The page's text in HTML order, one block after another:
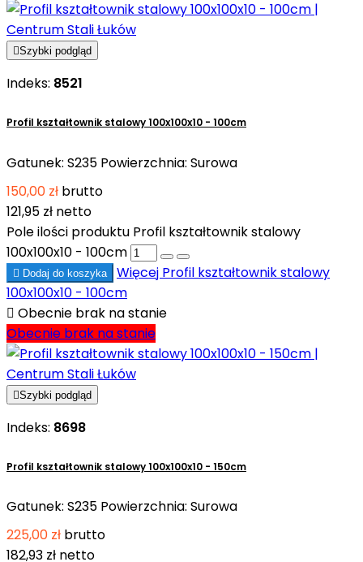
Szybki podgląd
Indeks: 8521
Profil kształtownik stalowy 100x100x10 - 100cm
Gatunek: S235 Powierzchnia: Surowa
150,00 zł brutto
121,95 zł netto
Pole ilości produktu Profil kształtownik stalowy
100x100x10 - 100cm
 Dodaj do koszyka Więcej Profil kształtownik stalowy
100x100x10 - 100cm
 Obecnie brak na stanie
Obecnie brak na stanie
Szybki podgląd
Indeks: 8698
Profil kształtownik stalowy 100x100x10 - 150cm
Gatunek: S235 Powierzchnia: Surowa
225,00 zł brutto
182,93 zł netto